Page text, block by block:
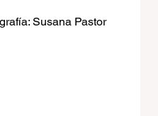
Susana Pastor